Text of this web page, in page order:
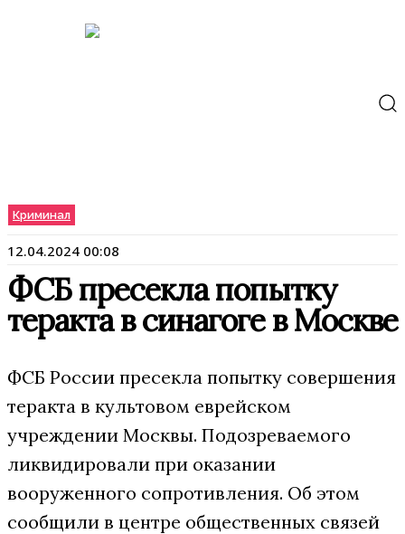
Криминал
12.04.2024 00:08
ФСБ пресекла попытку
теракта в синагоге в Москве
ФСБ России пресекла попытку совершения
теракта в культовом еврейском
учреждении Москвы. Подозреваемого
ликвидировали при оказании
вооруженного сопротивления. Об этом
сообщили в центре общественных связей